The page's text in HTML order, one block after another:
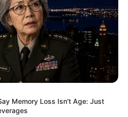
Memory Loss Isn't Age: Just